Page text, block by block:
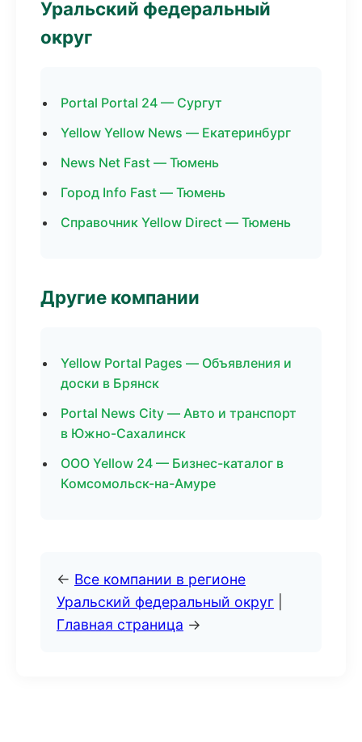
Уральский федеральный
округ
Portal Portal 24 — Сургут
Yellow Yellow News — Екатеринбург
News Net Fast — Тюмень
Город Info Fast — Тюмень
Справочник Yellow Direct — Тюмень
Другие компании
Yellow Portal Pages — Объявления и
доски в Брянск
Portal News City — Авто и транспорт
в Южно-Сахалинск
ООО Yellow 24 — Бизнес-каталог в
Комсомольск-на-Амуре
← Все компании в регионе
Уральский федеральный округ
Главная страница →